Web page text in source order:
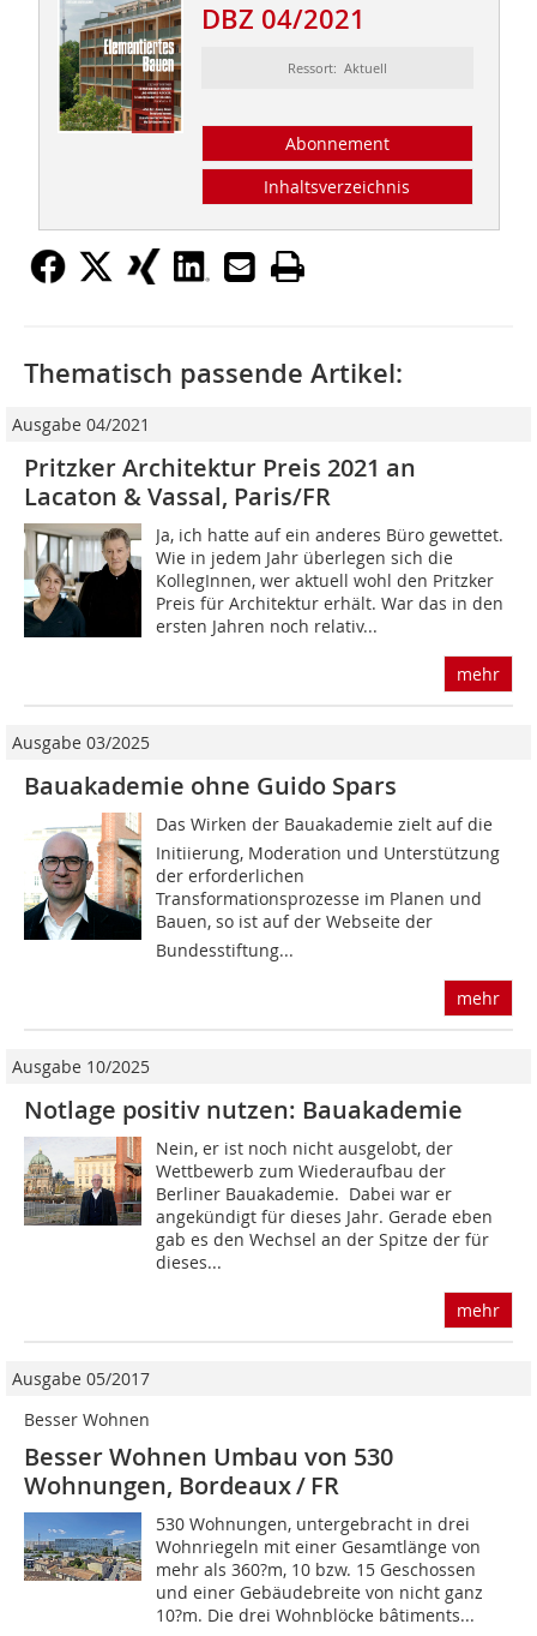
DBZ 04/2021
Ressort: Aktuell
Abonnement
Inhaltsverzeichnis
Thematisch passende Artikel:
Ausgabe 04/2021
Pritzker Architektur Preis 2021 an
Lacaton & Vassal, Paris/FR
Ja, ich hatte auf ein anderes Büro gewettet.
Wie in jedem Jahr überlegen sich die
KollegInnen, wer aktuell wohl den Pritzker
Preis für Architektur erhält. War das in den
ersten Jahren noch relativ...
mehr
Ausgabe 03/2025
Bauakademie ohne Guido Spars
Das Wirken der Bauakademie zielt auf die
Initiierung, Moderation und Unterstützung
der erforderlichen
Transformationsprozesse im Planen und
Bauen, so ist auf der Webseite der
Bundesstiftung...
mehr
Ausgabe 10/2025
Notlage positiv nutzen: Bauakademie
Nein, er ist noch nicht ausgelobt, der
Wettbewerb zum Wiederaufbau der
Berliner Bauakademie. Dabei war er
angekündigt für dieses Jahr. Gerade eben
gab es den Wechsel an der Spitze der für
dieses...
mehr
Ausgabe 05/2017
Besser Wohnen
Besser Wohnen Umbau von 530
Wohnungen, Bordeaux / FR
530 Wohnungen, untergebracht in drei
Wohnriegeln mit einer Gesamtlänge von
mehr als 360?m, 10 bzw. 15 Geschossen
und einer Gebäudebreite von nicht ganz
10?m. Die drei Wohnblöcke bâtiments...